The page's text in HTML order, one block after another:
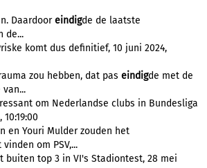
Daardooreindigde de laatste
de...
komt dus definitief, 10 juni 2024,
zou hebben, dat pas eindigde met de
om Nederlandse clubs in Bundesliga
en Youri Mulder zouden het
om PSV,...
buiten top 3 in VI's Stadiontest, 28 mei